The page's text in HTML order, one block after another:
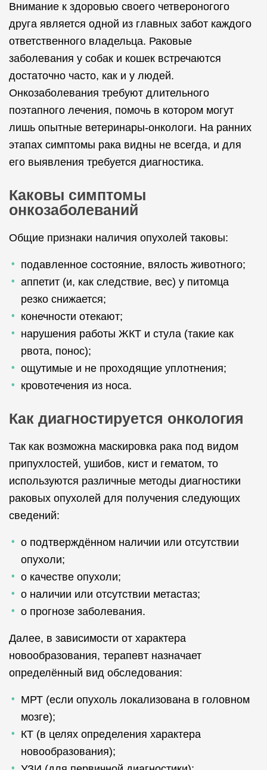
Внимание к здоровью своего четвероногого
друга является одной из главных забот каждого
ответственного владельца. Раковые
заболевания у собак и кошек встречаются
достаточно часто, как и у людей.
Онкозаболевания требуют длительного
поэтапного лечения, помочь в котором могут
лишь опытные ветеринары-онкологи. На ранних
этапах симптомы рака видны не всегда, и для
его выявления требуется диагностика.
Каковы симптомы
онкозаболеваний
Общие признаки наличия опухолей таковы:
подавленное состояние, вялость животного;
аппетит (и, как следствие, вес) у питомца
резко снижается;
конечности отекают;
нарушения работы ЖКТ и стула (такие как
рвота, понос);
ощутимые и не проходящие уплотнения;
кровотечения из носа.
Как диагностируется онкология
Так как возможна маскировка рака под видом
припухлостей, ушибов, кист и гематом, то
используются различные методы диагностики
раковых опухолей для получения следующих
сведений:
о подтверждённом наличии или отсутствии
опухоли;
о качестве опухоли;
о наличии или отсутствии метастаз;
о прогнозе заболевания.
Далее, в зависимости от характера
новообразования, терапевт назначает
определённый вид обследования:
МРТ (если опухоль локализована в головном
мозге);
КТ (в целях определения характера
новообразования);